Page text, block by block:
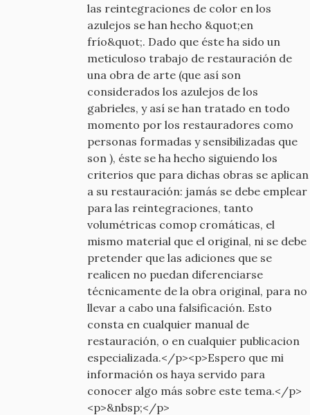
las reintegraciones de color en los
azulejos se han hecho &quot;en
frío&quot;. Dado que éste ha sido un
meticuloso trabajo de restauración de
una obra de arte (que así son
considerados los azulejos de los
gabrieles, y así se han tratado en todo
momento por los restauradores como
personas formadas y sensibilizadas que
son ), éste se ha hecho siguiendo los
criterios que para dichas obras se aplican
a su restauración: jamás se debe emplear
para las reintegraciones, tanto
volumétricas comop cromáticas, el
mismo material que el original, ni se debe
pretender que las adiciones que se
realicen no puedan diferenciarse
técnicamente de la obra original, para no
llevar a cabo una falsificación. Esto
consta en cualquier manual de
restauración, o en cualquier publicacion
especializada.</p><p>Espero que mi
información os haya servido para
conocer algo más sobre este tema.</p>
<p>&nbsp;</p>